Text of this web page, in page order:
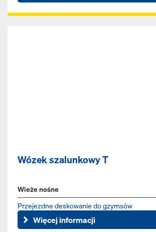
Wózek szalunkowy T
Wieże nośne
Przejezdne deskowanie do gzymsów
Więcej informacji